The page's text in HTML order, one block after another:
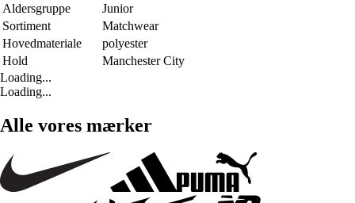
Aldersgruppe
Junior
Sortiment
Matchwear
Hovedmateriale
polyester
Hold
Manchester City
Loading...
Loading...
Alle vores mærker